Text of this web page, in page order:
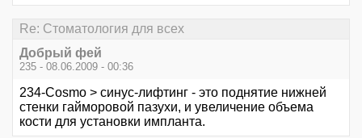
Re: Стоматология для всех
Добрый фей
235 - 08.06.2009 - 00:36
234-Cosmo > синус-лифтинг - это поднятие нижней
стенки гайморовой пазухи, и увеличение объема
кости для установки импланта.